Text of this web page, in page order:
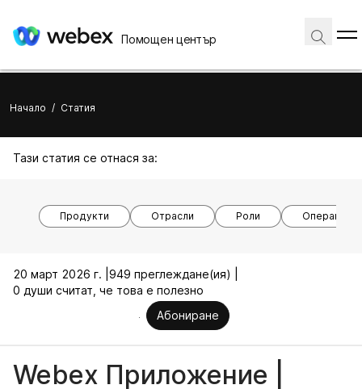
Помощен център
Начало / Статия
Тази статия се отнася за:
Продукти Отрасли Роли
20 март 2026 г. | 949 преглеждане(ия) |
0 души считат, че това е полезно
Абониране
Webex Приложение |